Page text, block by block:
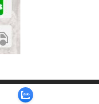
| Cung cấp bởi
| Hotline:090 7719 188